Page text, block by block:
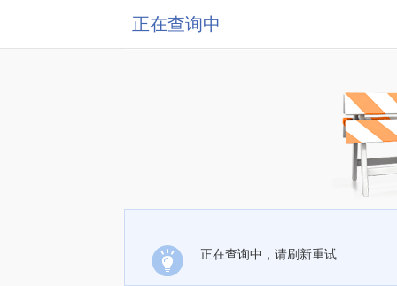
正在查询中
正在查询中，请刷新重试